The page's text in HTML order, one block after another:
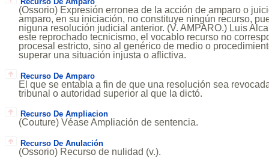
(Ossorio) Expresión erronea de la acción de amparo o
amparo, en su iniciación, no constituye ningún recurso,
niguna resolución judicial anterior. (V. AMPARO.) Luis
este reprochado tecnicismo, el vocablo recurso no
procesal estricto, sino al genérico de medio o
superar una situación injusta o aflictiva.
Recurso De Amparo
El que se entabla a fin de que una resolución sea
tribunal o autoridad superior al que la dictó.
Recurso De Ampliacion
(Couture) Véase Ampliación de sentencia.
Recurso De Anulación
(Ossorio) Recurso de nulidad (v.).